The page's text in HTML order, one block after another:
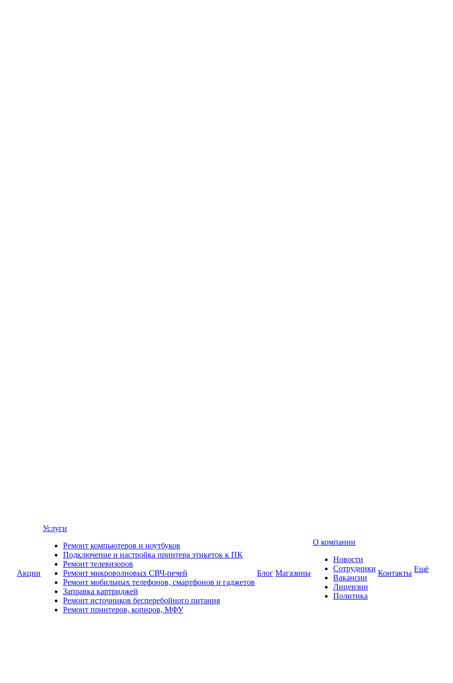
Акции
Услуги
Ремонт компьютеров и ноутбуков
Подключение и настройка принтера этикеток к ПК
Ремонт телевизоров
Ремонт микроволновых СВЧ-печей
Ремонт мобильных телефонов, смартфонов и гаджетов
Заправка картриджей
Ремонт источников бесперебойного питания
Ремонт принтеров, копиров, МФУ
Блог Магазины
О компании
Новости
Сотрудники
Вакансии
Лицензии
Политика
Контакты Ещё